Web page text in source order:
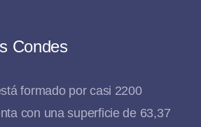
Condes
formado por casi 2200
con una superficie de 63,37